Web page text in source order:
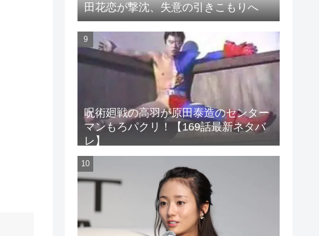
田花恋が撃沈、失意の引きこもりへ
呪術廻戦の高羽が原田泰造のセンター
マンもろパクリ！【169話最新ネタバ
レ】